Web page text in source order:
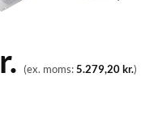
(ex. moms:5.279,20kr.)